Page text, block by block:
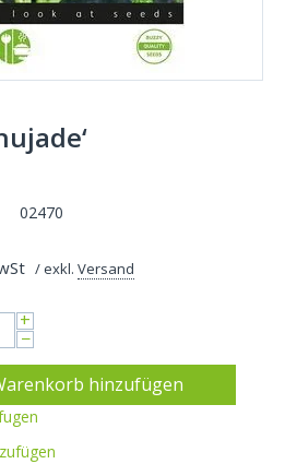
02470
/ exkl. Versand
+
−
hinzufügen